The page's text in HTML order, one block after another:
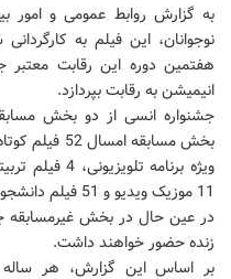
به گزارش روابط عمومی و امور
نوجوانان، این فیلم به
انیمیشن به رقابت بپردازد.
جشنواره انسی از دو بخش
11 موزیک ویدیو و 51 فیلم دانشجویی با یک‌دیگررقابت می‌کنند.
زنده حضور خواهند داشت.